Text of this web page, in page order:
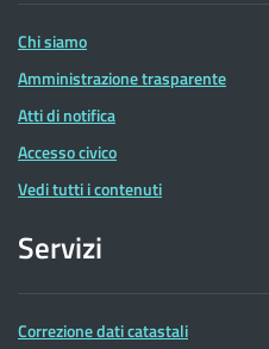
Chi siamo
Amministrazione trasparente
Atti di notifica
Accesso civico
Vedi tutti i contenuti
Servizi
Correzione dati catastali